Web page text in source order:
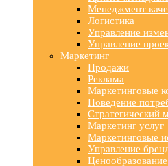
Менеджмент
Логистика
Управление
Управление
Маркетинг
Продажи
Реклама
Маркетинговые
Поведение
Стратегический
Маркетинг услуг
Маркетинговые
Управление
Ценообразование